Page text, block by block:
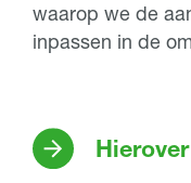
waarop we de
inpassen in de